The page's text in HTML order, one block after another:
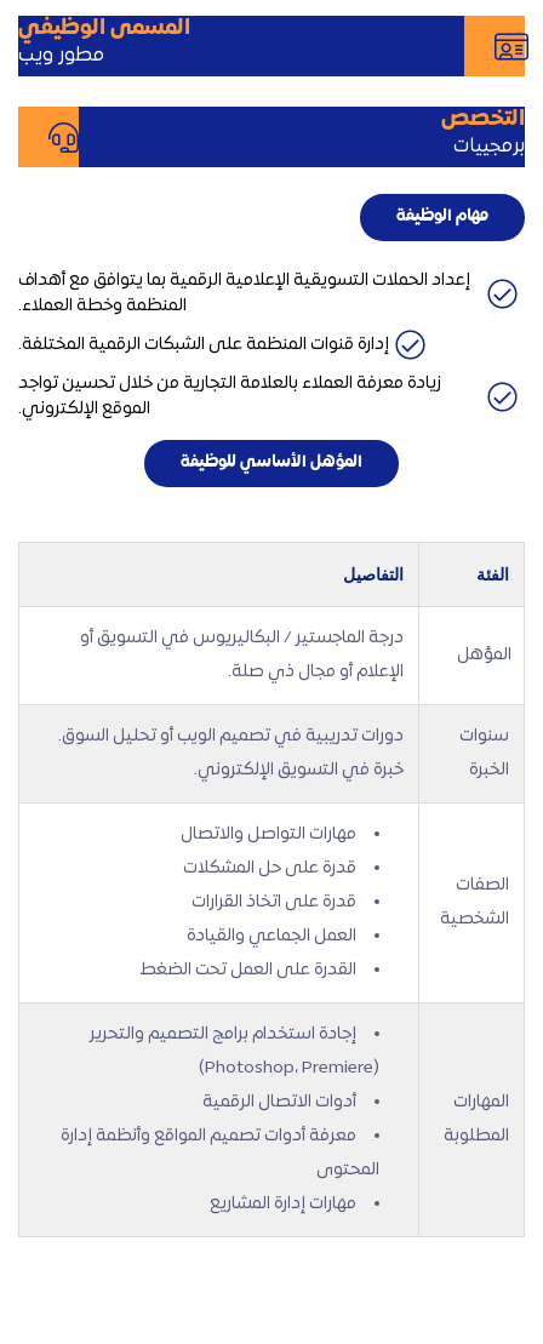
المسمى الوظيفي
مطور ويب
التخصص
برمجييات
مهام الوظيفة
إعداد الحملات التسويقية الإعلامية الرقمية بما يتوافق مع أهداف
المنظمة وخطة العملاء.
إدارة قنوات المنظمة على الشبكات الرقمية المختلفة.
زيادة معرفة العملاء بالعلامة التجارية من خلال تحسين تواجد
الموقع الإلكتروني.
المؤهل الأساسي للوظيفة
الفئة التفاصيل
المؤهل
درجة الماجستير / البكاليريوس في التسويق أو
الإعلام أو مجال ذي صلة.
سنوات
الخبرة
دورات تدريبية في تصميم الويب أو تحليل السوق.
خبرة في التسويق الإلكتروني.
الصفات
الشخصية
مهارات التواصل والاتصال
قدرة على حل المشكلات
قدرة على اتخاذ القرارات
العمل الجماعي والقيادة
القدرة على العمل تحت الضغط
المهارات
المطلوبة
إجادة استخدام برامج التصميم والتحرير
(Photoshop، Premiere)
أدوات الاتصال الرقمية
معرفة أدوات تصميم المواقع وأنظمة إدارة
المحتوى
مهارات إدارة المشاريع